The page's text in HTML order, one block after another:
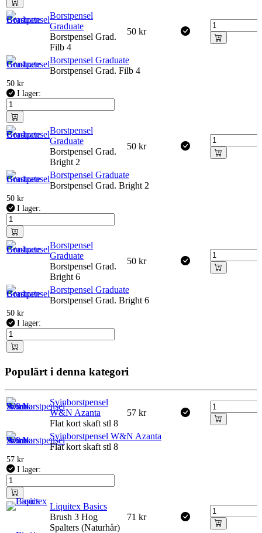
Borstpensel
Graduate
Borstpensel Grad.
Filb 4
50 kr
Borstpensel Graduate
Borstpensel Grad. Filb 4
50 kr
I lager:
Borstpensel
Graduate
Borstpensel Grad.
Bright 2
50 kr
Borstpensel Graduate
Borstpensel Grad. Bright 2
50 kr
I lager:
Borstpensel
Graduate
Borstpensel Grad.
Bright 6
50 kr
Borstpensel Graduate
Borstpensel Grad. Bright 6
50 kr
I lager:
Populärt i denna kategori
Svinborstpensel
W&N Azanta
Flat kort skaft stl 8
57 kr
Svinborstpensel W&N Azanta
Flat kort skaft stl 8
57 kr
I lager:
Liquitex Basics
Brush 3 Hog
Spalters (Naturhår)
71 kr